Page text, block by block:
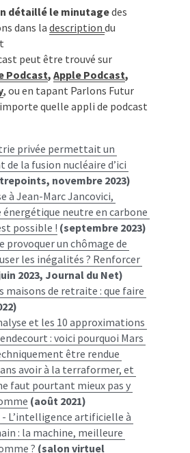
détaillé le minutage des
dans la description du
Podcast, Apple Podcast
, ou en tapant Parlons Futur
quelle appli de podcast
privée permettait un
de la fusion nucléaire d’ici
novembre 2023)
à Jean-Marc Jancovici,
énergétique neutre en carbone
possible ! (septembre 2023)
provoquer un chômage de
les inégalités ? Renforcer
2023, Journal du Net)
maisons de retraite : que faire
et les 10 approximations
: voici pourquoi Mars
être rendue
avoir à la terraformer, et
faut pourtant mieux pas y
(août 2021)
- L’intelligence artificielle à
: la machine, meilleure
? (salon virtuel